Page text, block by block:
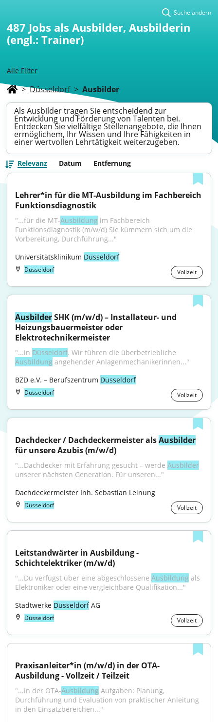
Alle Filter
Suche ändern
487 Jobs als Ausbilder, Ausbilderin
(engl.: Trainer)
> Düsseldorf > Ausbilder
Als Ausbilder tragen Sie entscheidend zur
Entwicklung und Förderung von Talenten bei.
Entdecken Sie vielfältige Stellenangebote, die Ihnen
ermöglichem, Ihr Wissen und Ihre Fähigkeiten in
einer wertvollen Lehrtätigkeit weiterzugeben.
Relevanz Datum Entfernung
Lehrer*in für die MT-Ausbildung im Fachbereich
Funktionsdiagnostik
"...für die MT-Ausbildung im Fachbereich
Funktionsdiagnostik (m/w/d) Sie kümmern sich um die
Vorbereitung, Durchführung..."
Universitätsklinikum Düsseldorf
Düsseldorf Vollzeit
Ausbilder SHK (m/w/d) – Installateur- und
Heizungsbauermeister oder
Elektrotechnikermeister
"...in Düsseldorf
Ausbildung angehender Anlagenmechanikerinnen..."
BZD e.V. – Berufszentrum Düsseldorf
Düsseldorf Vollzeit
Dachdecker / Dachdeckermeister als Ausbilder
für unsere Azubis (m/w/d)
"...Dachdecker mit Erfahrung gesucht – werde Ausbilder
unserer nächsten Generation. Für unseren..."
Dachdeckermeister Inh. Sebastian Leinung
Düsseldorf Vollzeit
Leitstandwärter in Ausbildung -
Schichtelektriker (m/w/d)
"...Du verfügst über eine abgeschlossene Ausbildung als
Elektroniker oder eine vergleichbare Qualifikation..."
Stadtwerke Düsseldorf AG
Düsseldorf Vollzeit
Praxisanleiter*in (m/w/d) in der OTA-
Ausbildung - Vollzeit / Teilzeit
"...in der OTA-Ausbildung Aufgaben: Planung,
Durchführung und Evaluation von praktischer Anleitung
in den Einsatzbereichen..."